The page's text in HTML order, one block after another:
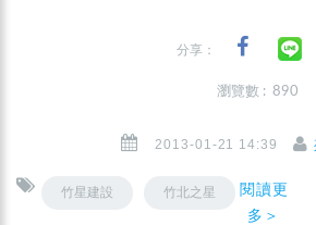
分享：
瀏覽數 : 890
2013-01-21 14:39
竹星建設 竹北之星
閱讀更
多＞